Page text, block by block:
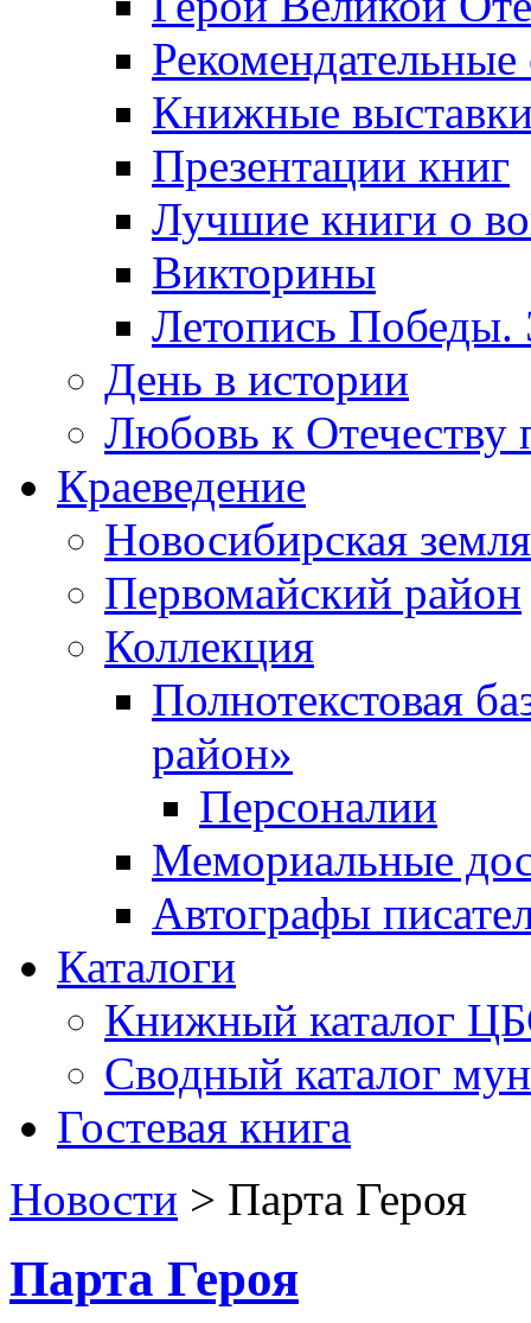
Рекомендательные
Книжные
Презентации книг
Лучшие книги о
Викторины
Летопись Победы.
День в истории
Любовь к Отечеству
Краеведение
Новосибирская земля
Первомайский район
Коллекция
Полнотекстовая
район»
Персоналии
Мемориальные
Автографы
Каталоги
Книжный каталог
Сводный каталог
Гостевая книга
Новости > Парта Героя
Парта Героя